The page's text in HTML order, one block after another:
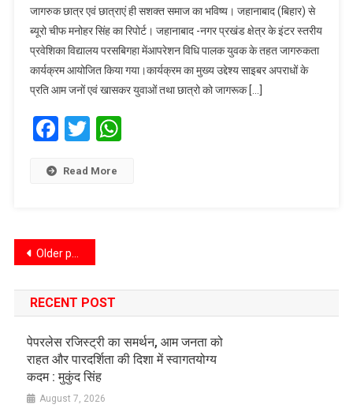
जागरुक छात्र एवं छात्राएं ही सशक्त समाज का भविष्य। जहानाबाद (बिहार) से
ब्यूरो चीफ मनोहर सिंह का रिपोर्ट। जहानाबाद -नगर प्रखंड क्षेत्र के इंटर स्तरीय
प्रवेशिका विद्यालय परसबिगहा मेंआपरेशन विधि पालक युवक के तहत जागरुकता
कार्यक्रम आयोजित किया गया।कार्यक्रम का मुख्य उद्देश्य साइबर अपराधों के
प्रति आम जनों एवं खासकर युवाओं तथा छात्रो को जागरूक […]
Facebook
TwitterWhatsApp
Read More
Older posts
RECENT POST
पेपरलेस रजिस्ट्री का समर्थन, आम जनता को
राहत और पारदर्शिता की दिशा में स्वागतयोग्य
कदम : मुकुंद सिंह
August 7, 2026